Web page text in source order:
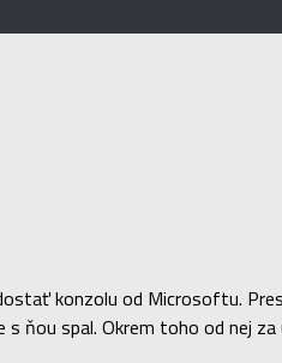
konzolu od Microsoftu.
ňou spal. Okrem toho od nej